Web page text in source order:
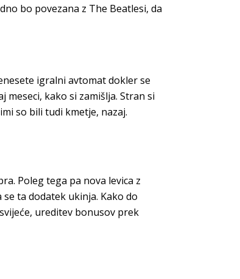
bo povezana z The Beatlesi, da
igralni avtomat dokler se
kako si zamišlja. Stran si
so bili tudi kmetje, nazaj.
Poleg tega pa nova levica z
ta dodatek ukinja. Kako do
ureditev bonusov prek